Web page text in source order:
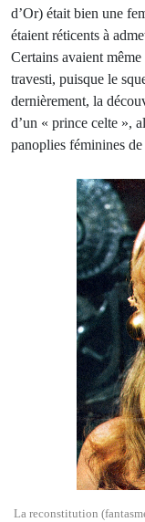
d’Or) était bien une
étaient réticents à
Certains avaient
travesti, puisque le
dernièrement, la
d’un « prince celte »,
panoplies féminines
La reconstitution